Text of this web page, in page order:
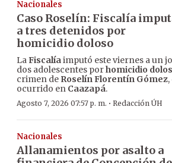
Nacionales
Caso Roselín: Fiscalía
a tres detenidos por
homicidio doloso
LaFiscalíaimputó este viernes a un
dos adolescentes porhomicidio
crimen de Roselín Florentín Gómez
ocurrido en Caazapá.
Agosto 7, 2026 07:57 p. m. · Redacción ÚH
Nacionales
Allanamientos por asalto a